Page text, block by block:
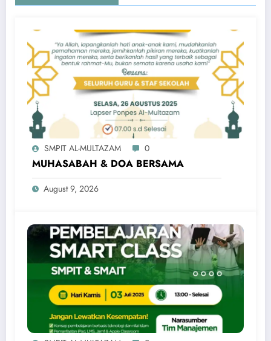
SMPIT AL-MULTAZAM 0
MUHASABAH & DOA BERSAMA
August 9, 2026